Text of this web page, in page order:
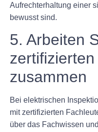
Aufrechterhaltung einer
bewusst sind.
5. Arbeiten
zusammen
Bei elektrischen
mit zertifizierten
über das Fachwissen